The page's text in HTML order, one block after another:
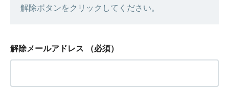
解除ボタンをクリックしてください。
解除メールアドレス （必須）